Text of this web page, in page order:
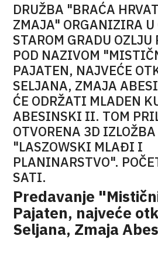
DRUŽBA "BRAĆA
ZMAJA" ORGANIZIRA U
STAROM GRADU OZLJU
POD NAZIVOM
PAJATEN, NAJVEĆE
SELJANA, ZMAJA
ĆE ODRŽATI MLADEN
ABESINSKI II. TOM
OTVORENA 3D
"LASZOWSKI MLAĐI I
PLANINARSTVO".
SATI.
Predavanje
Pajaten, najveće
Seljana, Zmaja